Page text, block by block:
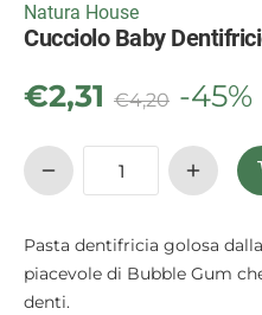
Natura House
Cucciolo Baby
€2,31 €4,20 -45%
Pasta dentifricia golosa
piacevole di Bubble Gum
denti.